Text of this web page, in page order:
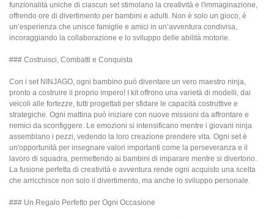
funzionalità uniche di ciascun set stimolano la creatività e l'immaginazione,
offrendo ore di divertimento per bambini e adulti. Non è solo un gioco, è
un’esperienza che unisce famiglie e amici in un’avventura condivisa,
incoraggiando la collaborazione e lo sviluppo delle abilità motorie.
### Costruisci, Combatti e Conquista
Con i set NINJAGO, ogni bambino può diventare un vero maestro ninja,
pronto a costruire il proprio impero! I kit offrono una varietà di modelli, dai
veicoli alle fortezze, tutti progettati per sfidare le capacità costruttive e
strategiche. Ogni mattina può iniziare con nuove missioni da affrontare e
nemici da sconfiggere. Le emozioni si intensificano mentre i giovani ninja
assemblano i pezzi, vedendo la loro creazione prendere vita. Ogni set è
un'opportunità per insegnare valori importanti come la perseveranza e il
lavoro di squadra, permettendo ai bambini di imparare mentre si divertono.
La fusione perfetta di creatività e avventura rende ogni acquisto una scelta
che arricchisce non solo il divertimento, ma anche lo sviluppo personale.
### Un Regalo Perfetto per Ogni Occasione